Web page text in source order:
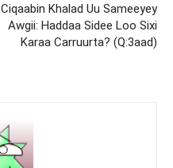
Ciqaabin Khalad Uu Sameeyey
Awgii: Haddaa Sidee Loo Sixi
Karaa Carruurta? (Q:3aad)